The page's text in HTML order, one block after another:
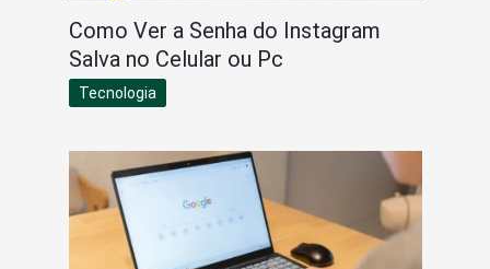
Como Ver a Senha do Instagram
Salva no Celular ou Pc
Tecnologia